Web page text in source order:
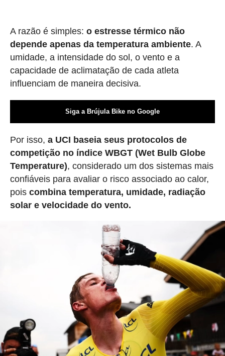
A razão é simples: o estresse térmico não
depende apenas da temperatura ambiente. A
umidade, a intensidade do sol, o vento e a
capacidade de aclimatação de cada atleta
influenciam de maneira decisiva.
Siga a Brújula Bike no Google
Por isso, a UCI baseia seus protocolos de
competição no índice WBGT (Wet Bulb Globe
Temperature), considerado um dos sistemas mais
confiáveis para avaliar o risco associado ao calor,
pois combina temperatura, umidade, radiação
solar e velocidade do vento.